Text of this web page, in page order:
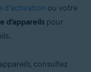
d’activation ou votre
d’appareils pour
consultez